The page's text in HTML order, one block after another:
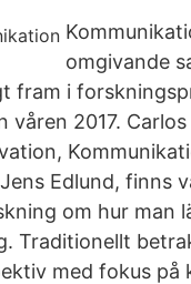
omgivande
fram i
våren 2017.
Edlund, finns
om hur man
Traditionellt
med fokus på